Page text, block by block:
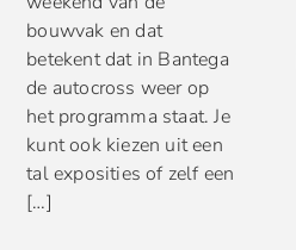
bouwvak en dat
betekent dat in Bantega
de autocross weer op
het programma staat. Je
kunt ook kiezen uit een
tal exposities of zelf een
[…]